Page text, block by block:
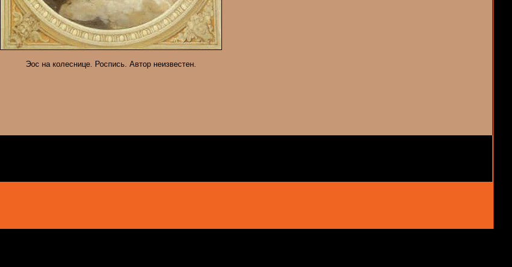
Эос на колеснице. Роспись. Автор неизвестен.